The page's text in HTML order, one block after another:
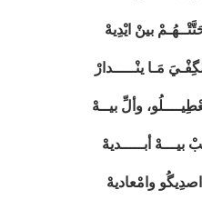
بينْ ايْدِيهْ
مَـا ينْـــــدارْ
وألِّ بيــهْ
أبـــــديهْ
وامْعاديهْ